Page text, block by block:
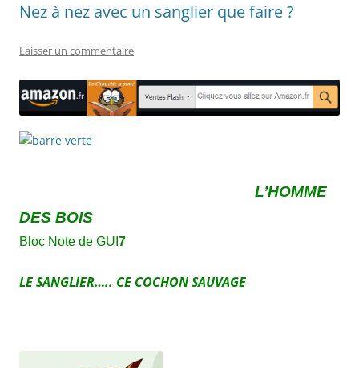
Nez à nez avec un sanglier que faire ?
Laisser un commentaire
L’HOMME
DES BOIS
Bloc Note de GUI 7
LE SANGLIER….. CE COCHON SAUVAGE